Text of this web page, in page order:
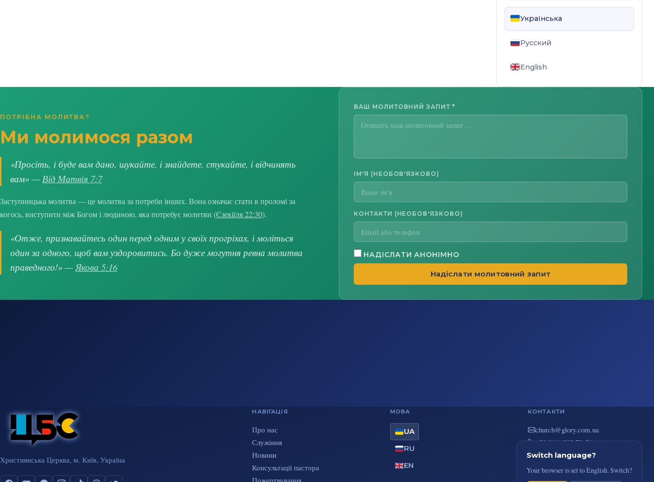
Українська
Русский
English
ПОТРІБНА МОЛИТВА?
Ми молимося разом
«Просіть, і буде вам дано, шукайте, і знайдете, стукайте, і відчинять
вам» — Від Матвія 7:7
Заступницька молитва — це молитва за потреби інших. Вона означає стати в проломі за
когось, виступити між Богом і людиною, яка потребує молитви (Єзекіїля 22:30).
«Отже, признавайтесь один перед одним у своїх прогріхах, і моліться
один за одного, щоб вам уздоровитись. Бо дуже могутня ревна молитва
праведного!» —Якова 5:16
ВАШ МОЛИТОВНИЙ ЗАПИТ *
ІМ'Я (НЕОБОВ'ЯЗКОВО)
КОНТАКТИ (НЕОБОВ'ЯЗКОВО)
НАДІСЛАТИ АНОНІМНО
Надіслати молитовний запит
Християнська Церква, м. Київ, Україна
НАВІГАЦІЯ
Про нас
Служіння
Новини
Консультації пастора
Пожертвування
МОВА
UA
RU
EN
КОНТАКТИ
au.moc.yrolg@hcruhc
+38(044) 383-73-51
вул. В. Покотила 7/2, Київ
Switch language?
Your browser is set to English. Switch?